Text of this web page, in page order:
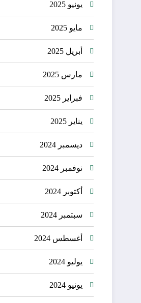
يونيو 2025
مايو 2025
أبريل 2025
مارس 2025
فبراير 2025
يناير 2025
ديسمبر 2024
نوفمبر 2024
أكتوبر 2024
سبتمبر 2024
أغسطس 2024
يوليو 2024
يونيو 2024